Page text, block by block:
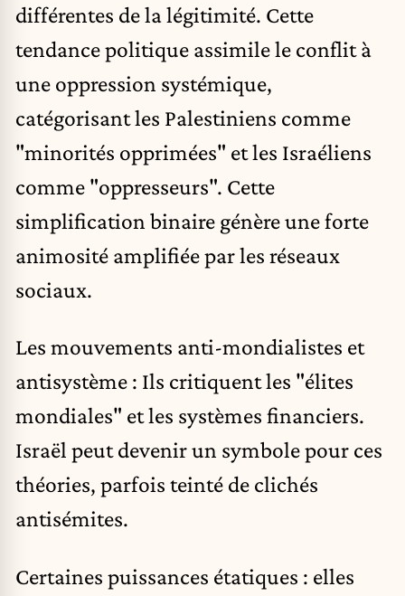
différentes de la légitimité. Cette
tendance politique assimile le conflit à
une oppression systémique,
catégorisant les Palestiniens comme
"minorités opprimées" et les Israéliens
comme "oppresseurs". Cette
simplification binaire génère une forte
animosité amplifiée par les réseaux
sociaux.
Les mouvements anti-mondialistes et
antisystème : Ils critiquent les "élites
mondiales" et les systèmes financiers.
Israël peut devenir un symbole pour ces
théories, parfois teinté de clichés
antisémites.
Certaines puissances étatiques : elles